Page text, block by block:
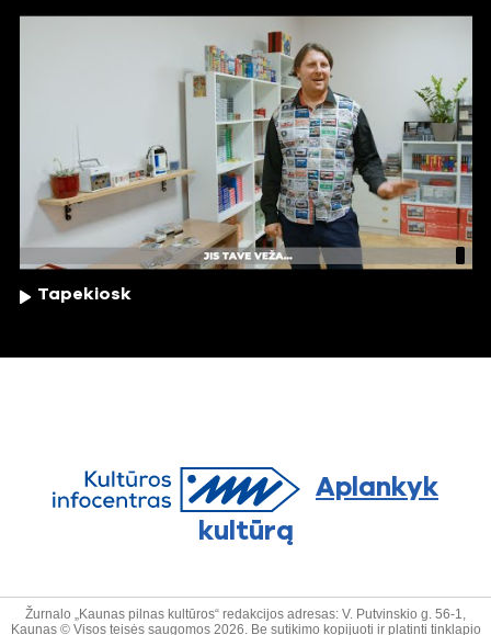
Tapekiosk
Aplankyk
kultūrą
Žurnalo „Kaunas pilnas kultūros“ redakcijos adresas: V. Putvinskio g. 56-1,
Kaunas © Visos teisės saugomos 2026. Be sutikimo kopijuoti ir platinti tinklapio